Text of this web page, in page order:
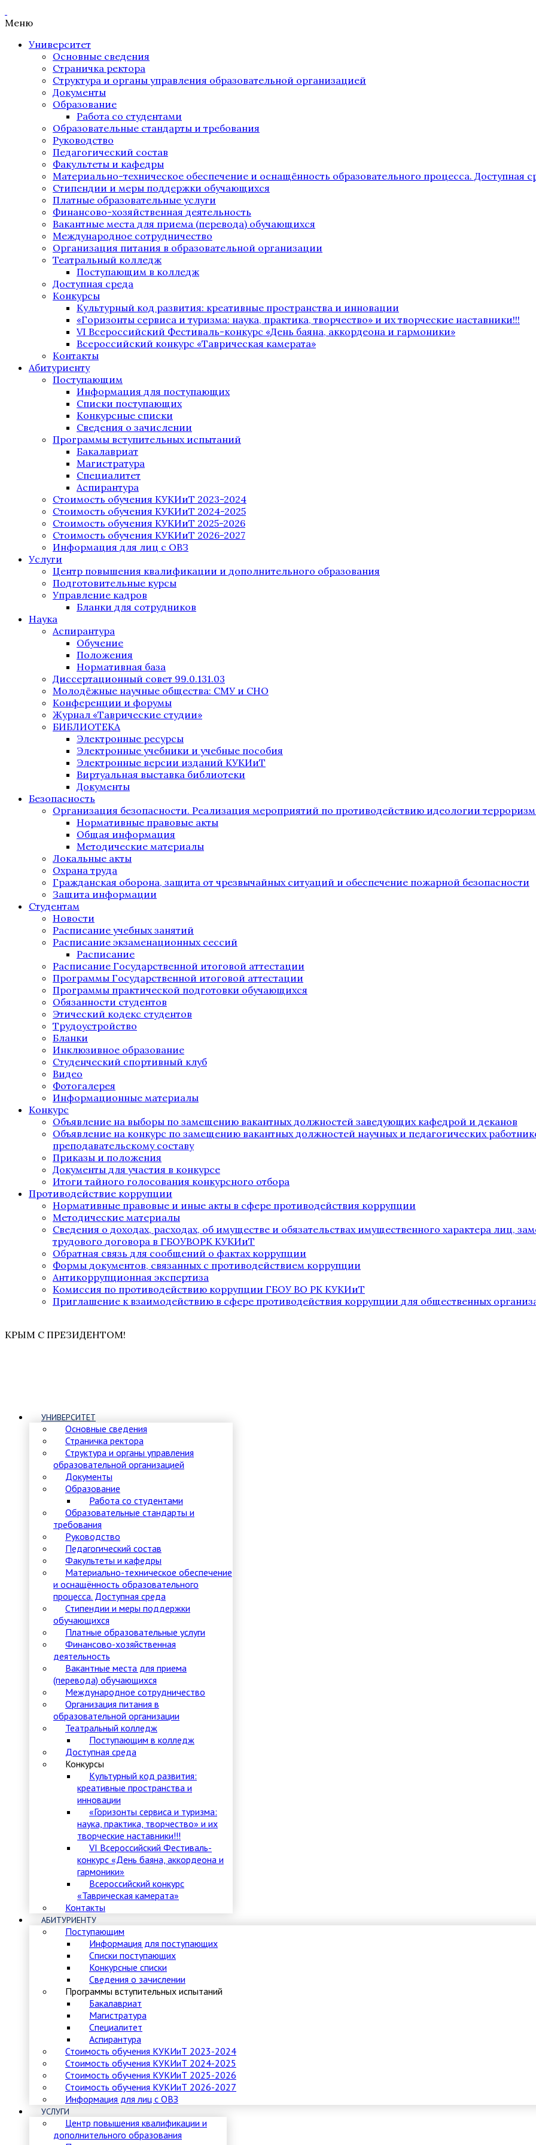
Меню
Университет
Основные сведения
Страничка ректора
Структура и органы управления образовательной организацией
Документы
Образование
Работа со студентами
Образовательные стандарты и требования
Руководство
Педагогический состав
Факультеты и кафедры
Материально-техническое обеспечение и оснащённость образовательного процесса. Доступная
Стипендии и меры поддержки обучающихся
Платные образовательные услуги
Финансово-хозяйственная деятельность
Вакантные места для приема (перевода) обучающихся
Международное сотрудничество
Организация питания в образовательной организации
Театральный колледж
Поступающим в колледж
Доступная среда
Конкурсы
Культурный код развития: креативные пространства и инновации
«Горизонты сервиса и туризма: наука, практика, творчество» и их творческие наставники!!!
VI Всероссийский Фестиваль-конкурс «День баяна, аккордеона и гармоники»
Всероссийский конкурс «Таврическая камерата»
Контакты
Абитуриенту
Поступающим
Информация для поступающих
Списки поступающих
Конкурсные списки
Сведения о зачислении
Программы вступительных испытаний
Бакалавриат
Магистратура
Специалитет
Аспирантура
Стоимость обучения КУКИиТ 2023-2024
Стоимость обучения КУКИиТ 2024-2025
Стоимость обучения КУКИиТ 2025-2026
Стоимость обучения КУКИиТ 2026-2027
Информация для лиц с ОВЗ
Услуги
Центр повышения квалификации и дополнительного образования
Подготовительные курсы
Управление кадров
Бланки для сотрудников
Наука
Аспирантура
Обучение
Положения
Нормативная база
Диссертационный совет 99.0.131.03
Молодёжные научные общества: СМУ и СНО
Конференции и форумы
Журнал «Таврические студии»
БИБЛИОТЕКА
Электронные ресурсы
Электронные учебники и учебные пособия
Электронные версии изданий КУКИиТ
Виртуальная выставка библиотеки
Документы
Безопасность
Организация безопасности. Реализация мероприятий по противодействию идеологии
Нормативные правовые акты
Общая информация
Методические материалы
Локальные акты
Охрана труда
Гражданская оборона, защита от чрезвычайных ситуаций и обеспечение пожарной безопасности
Защита информации
Студентам
Новости
Расписание учебных занятий
Расписание экзаменационных сессий
Расписание
Расписание Государственной итоговой аттестации
Программы Государственной итоговой аттестации
Программы практической подготовки обучающихся
Обязанности студентов
Этический кодекс студентов
Трудоустройство
Бланки
Инклюзивное образование
Студенческий спортивный клуб
Видео
Фотогалерея
Информационные материалы
Конкурс
Объявление на выборы по замещению вакантных должностей заведующих кафедрой и деканов
Объявление на конкурс по замещению вакантных должностей научных и педагогических
преподавательскому составу
Приказы и положения
Документы для участия в конкурсе
Итоги тайного голосования конкурсного отбора
Противодействие коррупции
Нормативные правовые и иные акты в сфере противодействия коррупции
Методические материалы
Сведения о доходах, расходах, об имуществе и обязательствах имущественного характера лиц,
трудового договора в ГБОУВОРК КУКИиТ
Обратная связь для сообщений о фактах коррупции
Формы документов, связанных с противодействием коррупции
Антикоррупционная экспертиза
Комиссия по противодействию коррупции ГБОУ ВО РК КУКИиТ
Приглашение к взаимодействию в сфере противодействия коррупции для общественных
КРЫМ С ПРЕЗИДЕНТОМ!
УНИВЕРСИТЕТ
Основные сведения
Страничка ректора
Структура и органы управления
образовательной организацией
Документы
Образование
Работа со студентами
Образовательные стандарты и
требования
Руководство
Педагогический состав
Факультеты и кафедры
Материально-техническое обеспечение
и оснащённость образовательного
процесса. Доступная среда
Стипендии и меры поддержки
обучающихся
Платные образовательные услуги
Финансово-хозяйственная
деятельность
Вакантные места для приема
(перевода) обучающихся
Международное сотрудничество
Организация питания в
образовательной организации
Театральный колледж
Поступающим в колледж
Доступная среда
Конкурсы
Культурный код развития:
креативные пространства и
инновации
«Горизонты сервиса и туризма:
наука, практика, творчество» и их
творческие наставники!!!
VI Всероссийский Фестиваль-
конкурс «День баяна, аккордеона и
гармоники»
Всероссийский конкурс
«Таврическая камерата»
Контакты
АБИТУРИЕНТУ
Поступающим
Информация для поступающих
Списки поступающих
Конкурсные списки
Сведения о зачислении
Программы вступительных испытаний
Бакалавриат
Магистратура
Специалитет
Аспирантура
Стоимость обучения КУКИиТ 2023-2024
Стоимость обучения КУКИиТ 2024-2025
Стоимость обучения КУКИиТ 2025-2026
Стоимость обучения КУКИиТ 2026-2027
Информация для лиц с ОВЗ
УСЛУГИ
Центр повышения квалификации и
дополнительного образования